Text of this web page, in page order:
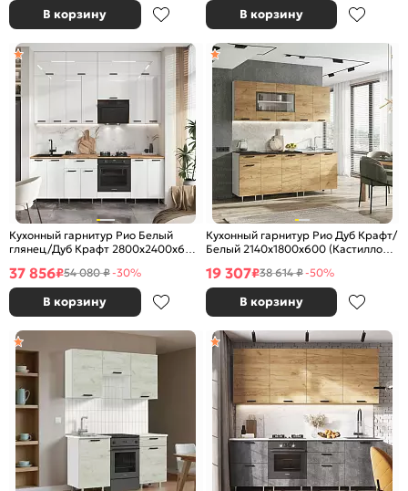
В корзину В корзину
Кухонный гарнитур Рио Белый
глянец/Дуб Крафт 2800x2400x600
37 856₽54 080 ₽-30%
В корзину
Кухонный гарнитур Рио Дуб Крафт/
Белый 2140x1800x600 (Кастилло
19 307₽38 614 ₽-50%
В корзину